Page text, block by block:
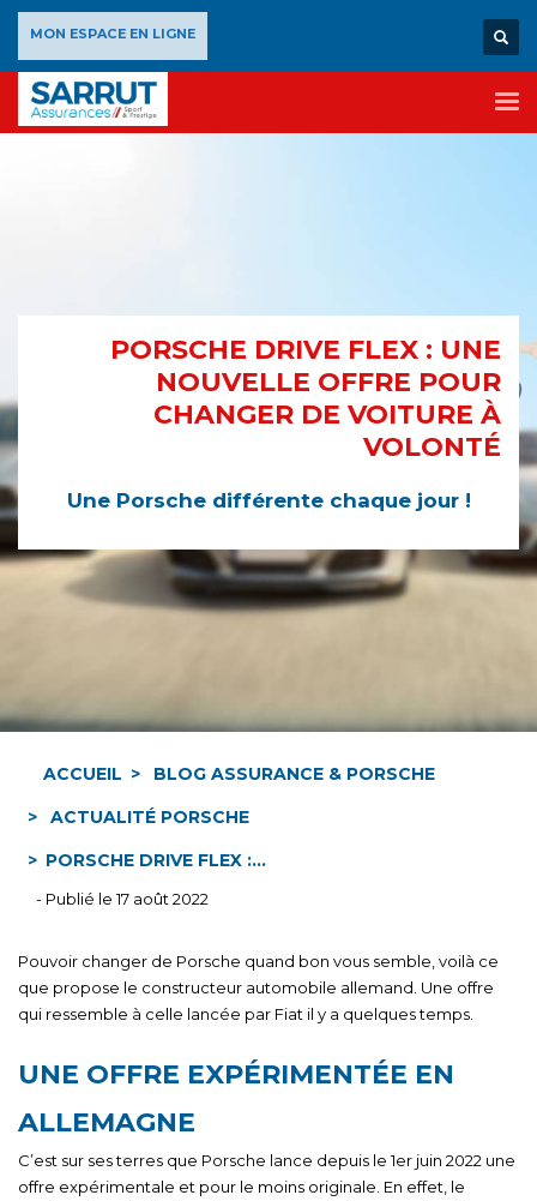
MON ESPACE EN LIGNE
PORSCHE DRIVE FLEX : UNE
NOUVELLE OFFRE POUR
CHANGER DE VOITURE À
VOLONTÉ
Une Porsche différente chaque jour !
ACCUEIL
BLOG ASSURANCE & PORSCHE
ACTUALITÉ PORSCHE
PORSCHE DRIVE FLEX :...
- Publié le 17 août 2022
Pouvoir changer de Porsche quand bon vous semble, voilà ce
que propose le constructeur automobile allemand. Une offre
qui ressemble à celle lancée par Fiat il y a quelques temps.
UNE OFFRE EXPÉRIMENTÉE EN
ALLEMAGNE
C’est sur ses terres que Porsche lance depuis le 1er juin 2022 une
offre expérimentale et pour le moins originale. En effet, le